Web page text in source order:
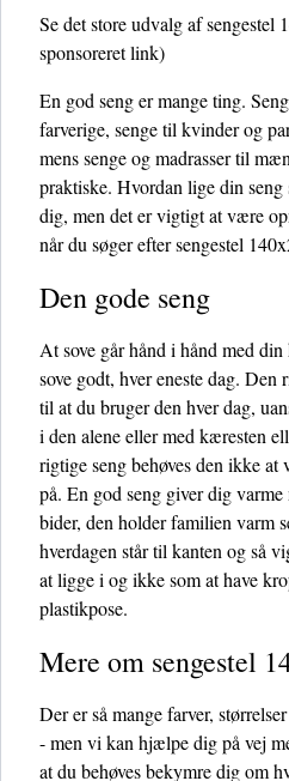
Se det store udvalg af sengestel
sponsoreret link)
En god seng er mange ting.
farverige, senge til kvinder og
mens senge og madrasser til
praktiske. Hvordan lige din
dig, men det er vigtigt at være
når du søger efter sengestel
Den gode seng
At sove går hånd i hånd med
sove godt, hver eneste dag.
til at du bruger den hver dag,
i den alene eller med kæresten
rigtige seng behøves den ikke
på. En god seng giver dig
bider, den holder familien varm
hverdagen står til kanten og så
at ligge i og ikke som at have
plastikpose.
Mere om sengestel
Der er så mange farver,
- men vi kan hjælpe dig på vej
at du behøves bekymre dig om